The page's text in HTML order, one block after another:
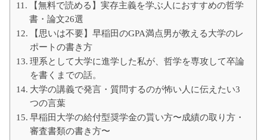
【無料で読める】実存主義を学ぶ人におすすめの哲学
書・論文26選
【思いは不要】早稲田のGPA満点男が教える大学のレ
ポートの書き方
理系として大学に進学した私が、哲学を専攻して卒論
を書くまでの話。
大学の講義で発言・質問するのが怖い人に伝えたい3
つの言葉
早稲田大学の給付型奨学金の貰い方〜成績の取り方・
審査書類の書き方〜